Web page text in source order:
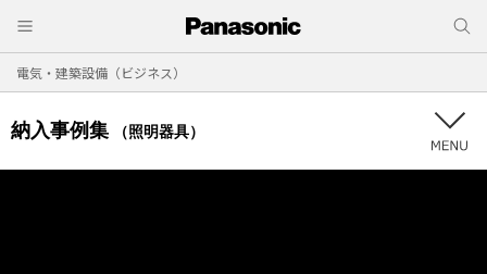
電気・建築設備（ビジネス）
納入事例集 （照明器具）